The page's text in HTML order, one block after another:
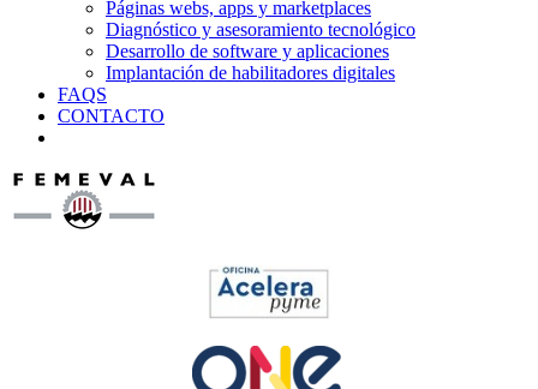
Páginas webs, apps y marketplaces
Diagnóstico y asesoramiento tecnológico
Desarrollo de software y aplicaciones
Implantación de habilitadores digitales
FAQS
CONTACTO